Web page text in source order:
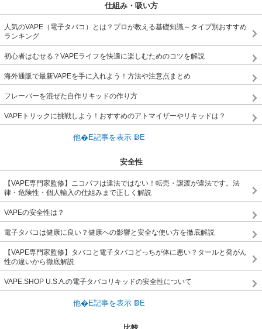
仕組み・吸い方
人気のVAPE（電子タバコ）とは？プロが教える基礎知識～タイプ別おすすめ
ランキング
初心者はむせる？VAPEライフを快適に楽しむためのコツを解説
海外通販で最新VAPEを手に入れよう！方法や注意点まとめ
フレーバーを混ぜた自作リキッドの作り方
VAPEトリックに挑戦しよう！おすすめのアトマイザーやリキッドは？
安全性
【VAPE専門家監修】ニコパフは違法ではない！転売・譲渡が違法です。法
律・危険性・個人輸入の仕組みまで正しく解説
VAPEの安全性は？
電子タバコは健康に良い？健康への影響と安全な使い方を徹底解説
【VAPE専門家監修】タバコと電子タバコどっちが体に悪い？タールと発がん
性の違いから徹底解説
VAPE.SHOP U.S.A.の電子タバコリキッドの安全性について